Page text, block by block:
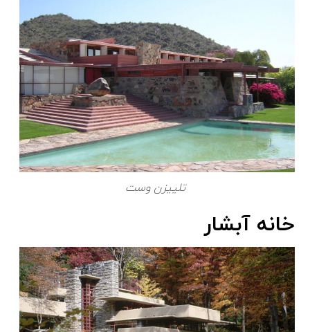
تلییزن وست
خانه آبشار